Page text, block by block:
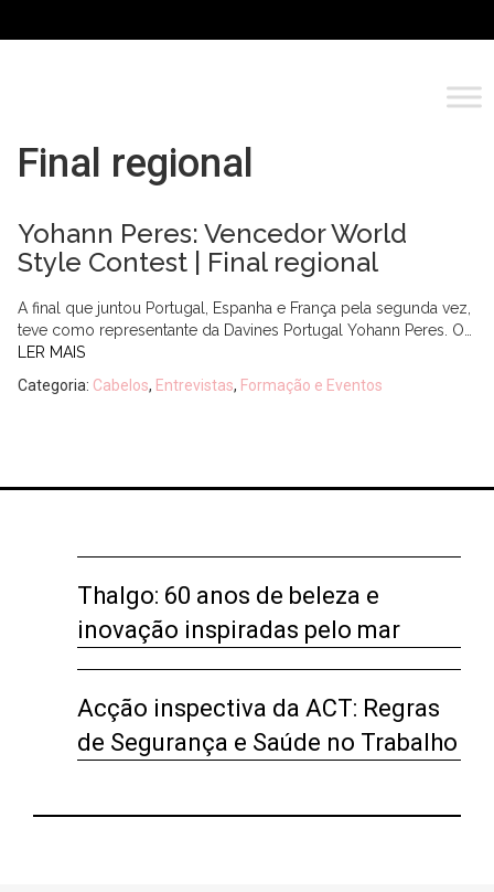
Final regional
Yohann Peres: Vencedor World
Style Contest | Final regional
A final que juntou Portugal, Espanha e França pela segunda vez,
teve como representante da Davines Portugal Yohann Peres. O…
LER MAIS
Categoria: Cabelos, Entrevistas, Formação e Eventos
Thalgo: 60 anos de beleza e
inovação inspiradas pelo mar
Acção inspectiva da ACT: Regras
de Segurança e Saúde no Trabalho